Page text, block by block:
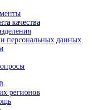
качества
персональных данных
регионов